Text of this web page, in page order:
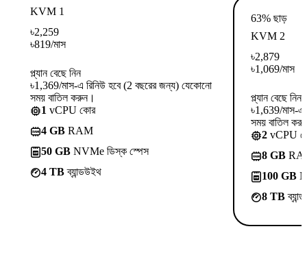
KVM 1
৳2,259
৳819/মাস
প্ল্যান বেছে নিন
৳1,369/মাস-এ রিনিউ হবে (2 বছরের জন্য) যেকোনো
সময় বাতিল করুন।
1 vCPU কোর
4 GB RAM
50 GB NVMe ডিস্ক স্পেস
4 TBব্যান্ডউইথ
63% ছাড়
KVM 2
৳2,879
৳1,069/মাস
প্ল্যান বেছে নিন
৳1,639/মাস-এ
সময় বাতিল
2 vCPU
8 GB
100 GB
8 TB